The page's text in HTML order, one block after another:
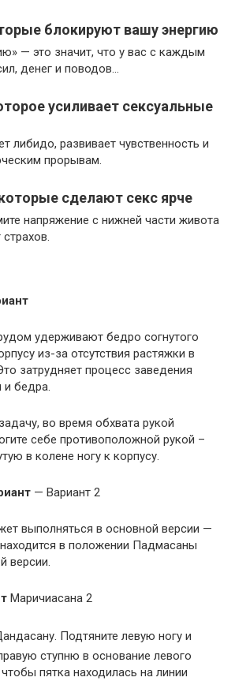
блокируют вашу энергию
— это значит, что у вас с каждым
денег и поводов…
усиливает сексуальные
либидо, развивает чувственность и
прорывам.
сделают секс ярче
напряжение с нижней части живота
удерживают бедро согнутого
из-за отсутствия растяжки в
затрудняет процесс заведения
и бедра.
во время обхвата рукой
себе противоположной рукой –
в колене ногу к корпусу.
— Вариант 2
выполняться в основной версии —
в положении Падмасаны
версии.
Маричиасана 2
Подтяните левую ногу и
ступню в основание левого
пятка находилась на линии